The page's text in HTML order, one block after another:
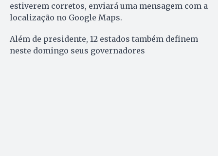
estiverem corretos, enviará uma mensagem com a
localização no Google Maps.
Além de presidente, 12 estados também definem
neste domingo seus governadores